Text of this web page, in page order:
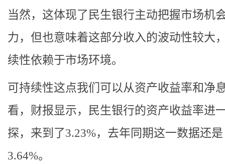
当然，这体现了民生银行主动把握市场机
力，但也意味着这部分收入的波动性较大
续性依赖于市场环境。
可持续性这点我们可以从资产收益率和净
看，财报显示，民生银行的资产收益率进
探，来到了3.23%，去年同期这一数据还是
3.64%。